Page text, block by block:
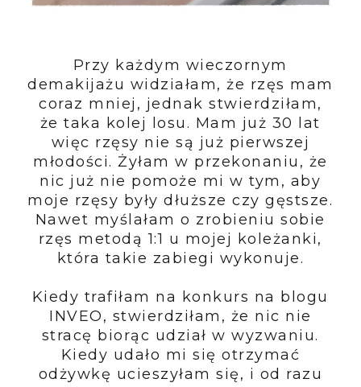
Przy każdym wieczornym
demakijażu widziałam, że rzęs mam
coraz mniej, jednak stwierdziłam,
że taka kolej losu. Mam już 30 lat
więc rzęsy nie są już pierwszej
młodości. Żyłam w przekonaniu, że
nic już nie pomoże mi w tym, aby
moje rzęsy były dłuższe czy gęstsze.
Nawet myślałam o zrobieniu sobie
rzęs metodą 1:1 u mojej koleżanki,
która takie zabiegi wykonuje.
Kiedy trafiłam na konkurs na blogu
INVEO, stwierdziłam, że nic nie
stracę biorąc udział w wyzwaniu.
Kiedy udało mi się otrzymać
odżywkę ucieszyłam się, i od razu